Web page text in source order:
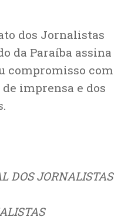
dos Jornalistas
da Paraíba assina
compromisso com
imprensa e dos
DOS JORNALISTAS